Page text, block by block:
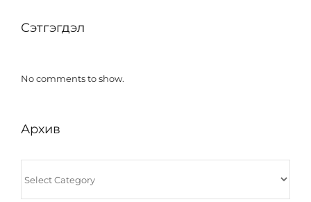
Сэтгэгдэл
No comments to show.
Архив